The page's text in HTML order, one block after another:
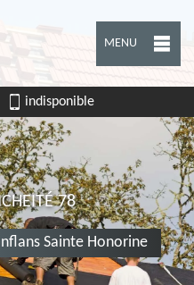
MENU
indisponible
78
Sainte Honorine